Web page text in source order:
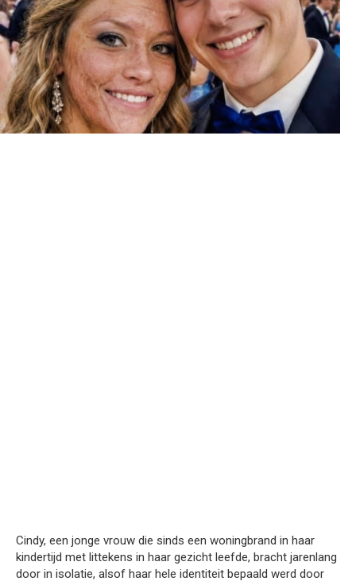
Cindy, een jonge vrouw die sinds een woningbrand in haar
kindertijd met littekens in haar gezicht leefde, bracht jarenlang
door in isolatie, alsof haar hele identiteit bepaald werd door